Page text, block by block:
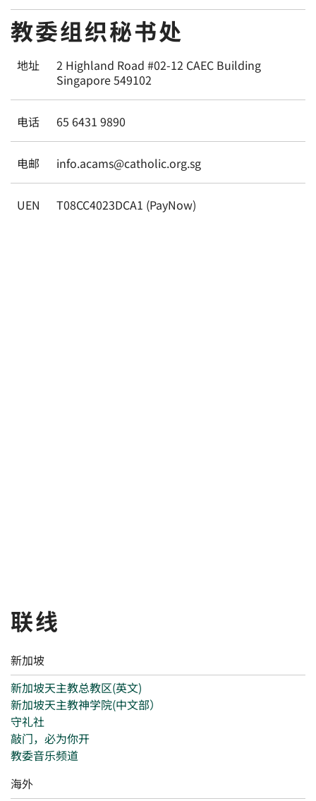
教委组织秘书处
地址
2 Highland Road #02-12 CAEC Building
Singapore 549102
电话 65 6431 9890
电邮 info.acams@catholic.org.sg
UEN T08CC4023DCA1 (PayNow)
联线
新加坡
新加坡天主教总教区(英文)
新加坡天主教神学院(中文部）
守礼社
敲门，必为你开
教委音乐频道
海外